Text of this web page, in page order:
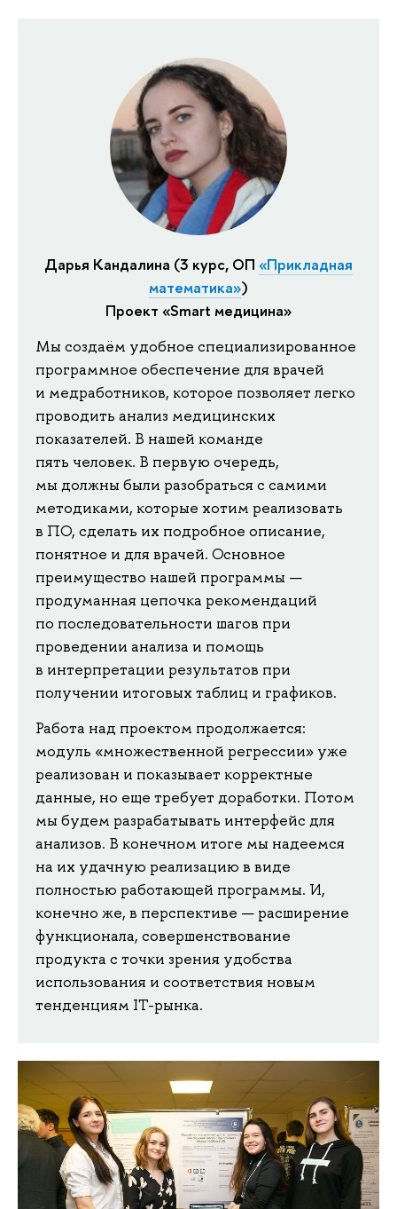
Дарья Кандалина (3 курс, ОП «Прикладная
математика»)
Проект «Smart медицина»
Мы создаём удобное специализированное
программное обеспечение для врачей
и медработников, которое позволяет легко
проводить анализ медицинских
показателей. В нашей команде
пять человек. В первую очередь,
мы должны были разобраться с самими
методиками, которые хотим реализовать
в ПО, сделать их подробное описание,
понятное и для врачей. Основное
преимущество нашей программы —
продуманная цепочка рекомендаций
по последовательности шагов при
проведении анализа и помощь
в интерпретации результатов при
получении итоговых таблиц и графиков.
Работа над проектом продолжается:
модуль «множественной регрессии» уже
реализован и показывает корректные
данные, но еще требует доработки. Потом
мы будем разрабатывать интерфейс для
анализов. В конечном итоге мы надеемся
на их удачную реализацию в виде
полностью работающей программы. И,
конечно же, в перспективе — расширение
функционала, совершенствование
продукта с точки зрения удобства
использования и соответствия новым
тенденциям IT-рынка.